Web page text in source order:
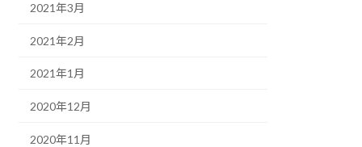
2021年3月
2021年2月
2021年1月
2020年12月
2020年11月